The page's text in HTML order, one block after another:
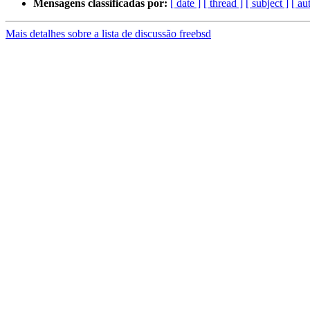
Mensagens classificadas por: [ date ] [ thread ] [ subject ] [
Mais detalhes sobre a lista de discussão freebsd